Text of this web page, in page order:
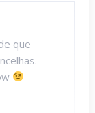
que